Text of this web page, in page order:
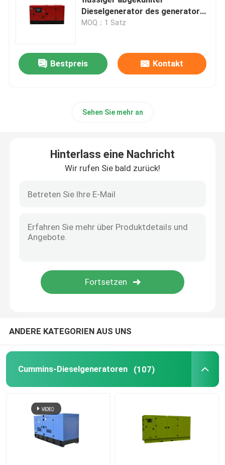
Dieselgenerator Yangdong
YUCHAI-Dieselgenerator
SDEC-Dieselgenerator
Container-Dieselgenerator
Anhänger-Dieselgenerator
Dieselgenerator des generator-
WT10B-231DE
MOQ：1 Satz
Bestpreis Kontakt
Sehen Sie mehr an
Hinterlass eine Nachricht
Wir rufen Sie bald zurück!
ANDERE KATEGORIEN AUS UNS
Cummins-Dieselgeneratoren (107)